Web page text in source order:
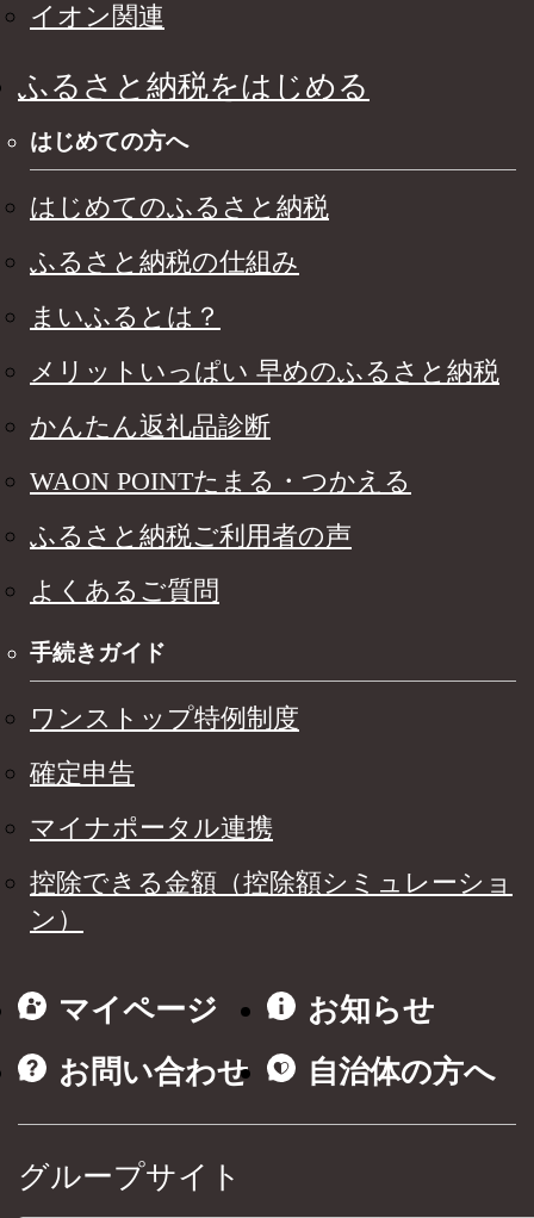
イオン関連
ふるさと納税をはじめる
はじめての方へ
はじめてのふるさと納税
ふるさと納税の仕組み
まいふるとは？
メリットいっぱい 早めのふるさと納税
かんたん返礼品診断
WAON POINTたまる・つかえる
ふるさと納税ご利用者の声
よくあるご質問
手続きガイド
ワンストップ特例制度
確定申告
マイナポータル連携
控除できる金額（控除額シミュレーショ
ン）
マイページ
お知らせ
お問い合わせ
自治体の方へ
グループサイト